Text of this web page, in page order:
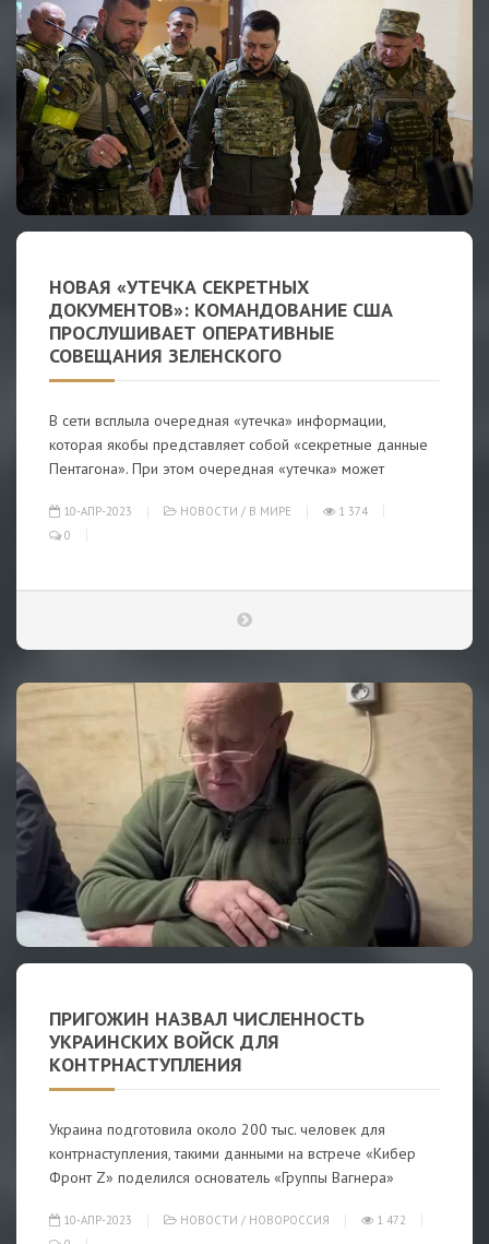
НОВАЯ «УТЕЧКА СЕКРЕТНЫХ
ДОКУМЕНТОВ»: КОМАНДОВАНИЕ США
ПРОСЛУШИВАЕТ ОПЕРАТИВНЫЕ
СОВЕЩАНИЯ ЗЕЛЕНСКОГО
В сети всплыла очередная «утечка» информации,
которая якобы представляет собой «секретные данные
Пентагона». При этом очередная «утечка» может
10-АПР-2023 НОВОСТИ / В МИРЕ
1 374
0
ПРИГОЖИН НАЗВАЛ ЧИСЛЕННОСТЬ
УКРАИНСКИХ ВОЙСК ДЛЯ
КОНТРНАСТУПЛЕНИЯ
Украина подготовила около 200 тыс. человек для
контрнаступления, такими данными на встрече «Кибер
Фронт Z» поделился основатель «Группы Вагнера»
10-АПР-2023 НОВОСТИ / НОВОРОССИЯ
1 472